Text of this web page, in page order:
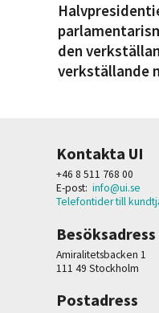
den
verkställande
Kontakta UI
+46 8 511 768 00
E-post: info@ui.se
Telefontider till
Besöksadress
Amiralitetsbacken 1
111 49 Stockholm
Postadress